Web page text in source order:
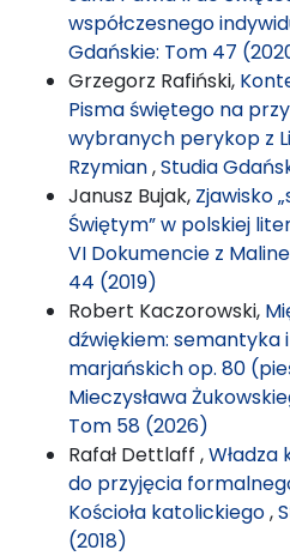
współczesnego
Gdańskie: Tom 47
Grzegorz Rafiński,
Pisma świętego na
wybranych perykop z
Rzymian,Studia
Janusz Bujak, Zjawisko
Świętym” w polskiej
VI Dokumencie z
44 (2019)
Robert Kaczorowski,
dźwiękiem: semantyka
marjańskich op. 80
Mieczysława
Tom 58 (2026)
Rafał Dettlaff ,
do przyjęcia
Kościoła katolickiego,
(2018)